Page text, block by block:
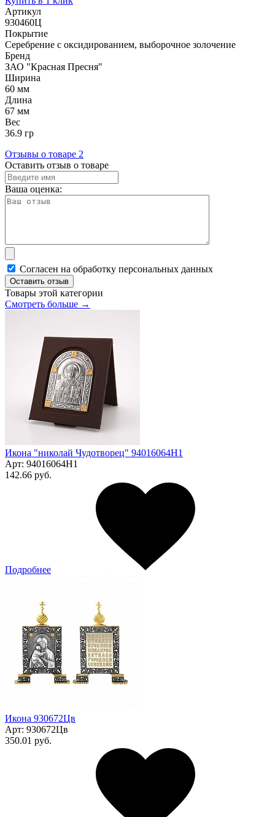
Артикул
930460Ц
Покрытие
Серебрение с оксидированием, выборочное золочение
Бренд
ЗАО "Красная Пресня"
Ширина
60 мм
Длина
67 мм
Вес
36.9 гр
Отзывы о товаре 2
Оставить отзыв о товаре
Ваша оценка:
Согласен на обработку персональных данных
Оставить отзыв
Товары этой категории
Смотреть больше →
Икона "николай Чудотворец" 94016064Н1
Арт: 94016064Н1
142.66 руб.
Подробнее
Икона 930672Цв
Арт: 930672Цв
350.01 руб.